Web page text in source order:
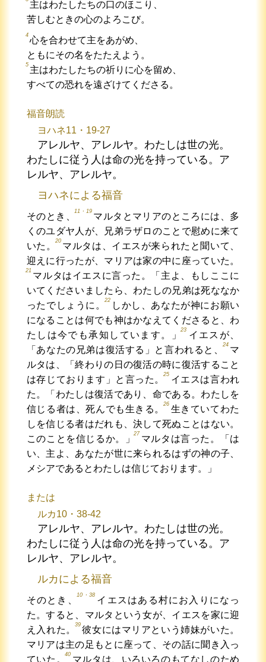
主はわたしたちの口のほこり、
苦しむときの心のよろこび。
4
心を合わせて主をあがめ、
ともにその名をたたえよう。
5
主はわたしたちの祈りに心を留め、
すべての恐れを遠ざけてくださる。
福音朗読
ヨハネ11・19-27
アレルヤ、アレルヤ。わたしは世の光。
わたしに従う人は命の光を持っている。ア
レルヤ、アレルヤ。
ヨハネによる福音
そのとき、
11・19
マルタとマリアのところには、多
くのユダヤ人が、兄弟ラザロのことで慰めに来て
いた。
20
マルタは、イエスが来られたと聞いて、
迎えに行ったが、マリアは家の中に座っていた。
21
マルタはイエスに言った。「主よ、もしここに
いてくださいましたら、わたしの兄弟は死ななか
ったでしょうに。
22
しかし、あなたが神にお願い
になることは何でも神はかなえてくださると、わ
たしは今でも承知しています。」
23
イエスが、
「あなたの兄弟は復活する」と言われると、
24
マ
ルタは、「終わりの日の復活の時に復活すること
は存じております」と言った。
25
イエスは言われ
た。「わたしは復活であり、命である。わたしを
信じる者は、死んでも生きる。
26
生きていてわた
しを信じる者はだれも、決して死ぬことはない。
このことを信じるか。」
27
マルタは言った。「は
い、主よ、あなたが世に来られるはずの神の子、
メシアであるとわたしは信じております。」
または
ルカ10・38-42
アレルヤ、アレルヤ。わたしは世の光。
わたしに従う人は命の光を持っている。ア
レルヤ、アレルヤ。
ルカによる福音
そのとき、
10・38
イエスはある村にお入りになっ
た。すると、マルタという女が、イエスを家に迎
え入れた。
39
彼女にはマリアという姉妹がいた。
マリアは主の足もとに座って、その話に聞き入っ
ていた。
40
マルタは、いろいろのもてなしのため